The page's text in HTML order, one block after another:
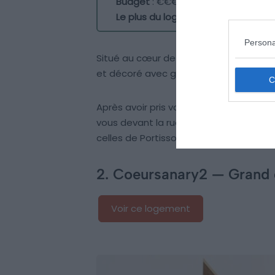
Le plus du logement
: la position
Situé au cœur de la ville, dans une
et décoré avec goût est le lieu idéal
Après avoir pris votre petit déjeuner
vous devant la rue piétonne colorée
celles de Portissol et Six-Fours-les-
2. Coeursanary2 —
Voir ce logement